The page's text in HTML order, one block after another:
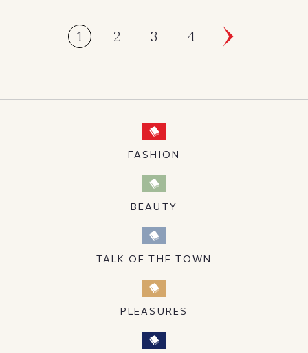
1 2 3 4
FASHION
BEAUTY
TALK OF THE TOWN
PLEASURES